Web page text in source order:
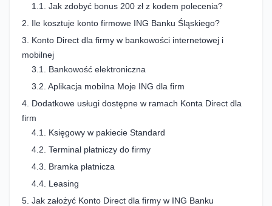
Jak zdobyć bonus 200 zł z kodem polecenia?
Ile kosztuje konto firmowe ING Banku Śląskiego?
Konto Direct dla firmy w bankowości internetowej i
mobilnej
Bankowość elektroniczna
Aplikacja mobilna Moje ING dla firm
Dodatkowe usługi dostępne w ramach Konta Direct dla
firm
Księgowy w pakiecie Standard
Terminal płatniczy do firmy
Bramka płatnicza
Leasing
Jak założyć Konto Direct dla firmy w ING Banku